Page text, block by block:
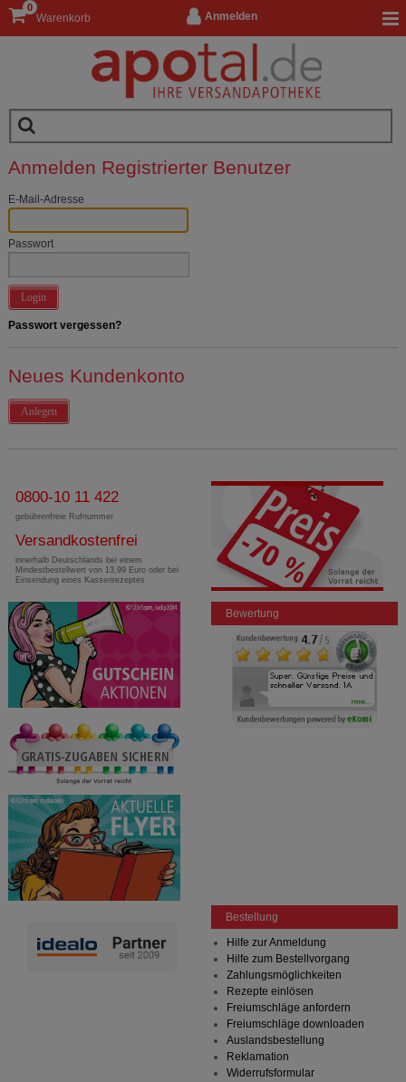
Anmelden
Warenkorb
0
Anmelden Registrierter Benutzer
E-Mail-Adresse
Passwort
Login
Passwort vergessen?
Neues Kundenkonto
Anlegen
0800-10 11 422
gebührenfreie Rufnummer
Versandkostenfrei
innerhalb Deutschlands bei einem
Mindestbestellwert von 13,99 Euro oder bei
Einsendung eines Kassenrezeptes
Bewertung
Bestellung
Hilfe zur Anmeldung
Hilfe zum Bestellvorgang
Zahlungsmöglichkeiten
Rezepte einlösen
Freiumschläge anfordern
Freiumschläge downloaden
Auslandsbestellung
Reklamation
Widerrufsformular